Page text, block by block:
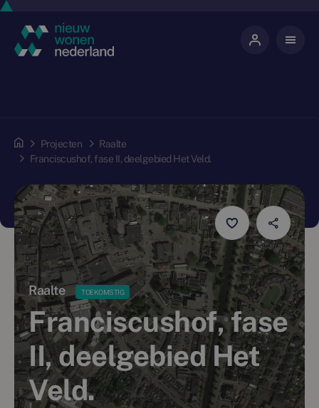
Projecten
Raalte
Franciscushof, fase II, deelgebied Het Veld.
Raalte TOEKOMSTIG
Franciscushof, fase
II, deelgebied Het
Veld.